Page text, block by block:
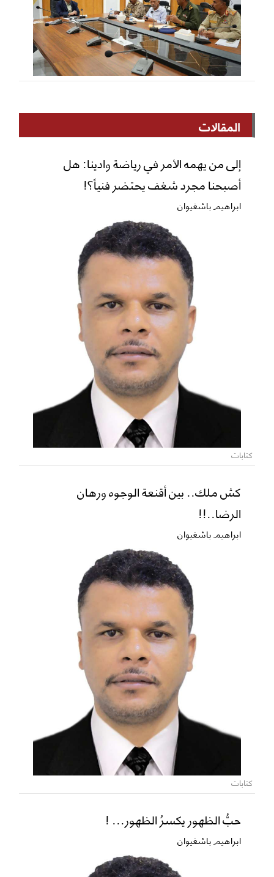
المقالات
إلى من يهمه الأمر في رياضة وادينا: هل
أصبحنا مجرد شغف يحتضر فنياً؟!
ابراهيم باشغيوان
كتابات
كش ملك.. بين أقنعة الوجوه ورهان
الرضا..!!
ابراهيم باشغيوان
كتابات
حبُّ الظهور يكسرُ الظهور... !
ابراهيم باشغيوان